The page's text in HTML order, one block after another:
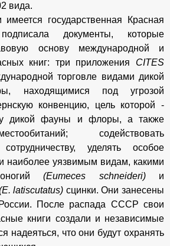
вида.
государственная Красная
документы, которые
основу международной и
книг: три приложения CITES
торговле видами дикой
находящимися под угрозой
конвенцию, цель которой -
дикой фауны и флоры, а также
содействовать
уделять особое
наиболее уязвимым видам, какими
(Eumeces schneideri) и
latiscutatus) сцинки. Они занесены
После распада СССР свои
книги создали и независимые
надеяться, что они будут охранять